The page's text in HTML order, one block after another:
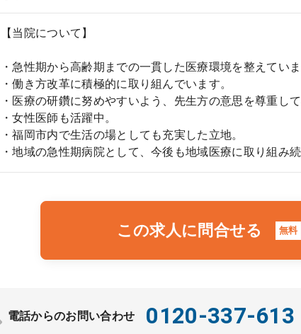
【当院について】
・急性期から高齢期までの一貫した医療環境を整えていま
・働き方改革に積極的に取り組んでいます。
・医療の研鑽に努めやすいよう、先生方の意思を尊重して
・女性医師も活躍中。
・福岡市内で生活の場としても充実した立地。
・地域の急性期病院として、今後も地域医療に取り組み続
この求人に問合せる 無料
電話からのお問い合わせ 0120-337-613